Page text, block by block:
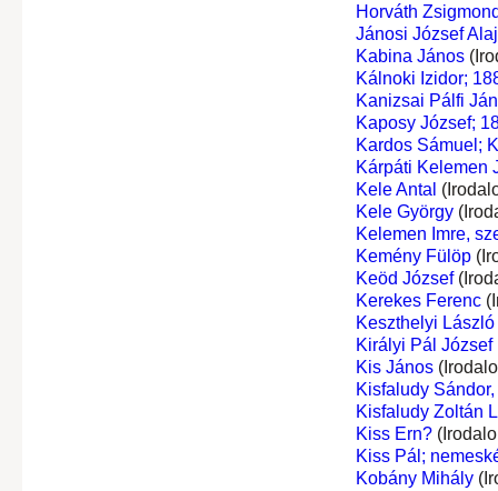
Horváth
Jánosi József
Kabina János
Kálnoki Izidor;
Kanizsai Pálfi
Kaposy József;
Kardos Sámuel;
Kárpáti Kelemen
Kele Antal
Kele György
Kelemen Imre,
Kemény Fülöp
Keöd József
Kerekes Ferenc
Keszthelyi László
Királyi Pál József
Kis János
Kisfaludy
Kisfaludy Zoltán
Kiss Ern?
Kiss Pál;
Kobány Mihály